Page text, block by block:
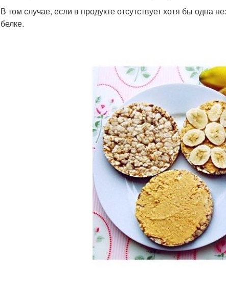
В том случае, если в продукте отсутствует хотя бы одна
белке.